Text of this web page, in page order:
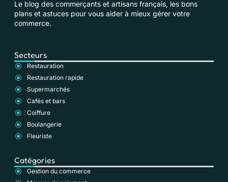
Le blog des commerçants et artisans français, les bons
plans et astuces pour vous aider à mieux gérer votre
commerce.
Secteurs
Restauration
Restauration rapide
Supermarchés
Cafés et bars
Coiffure
Boulangerie
Fleuriste
Catégories
Gestion du commerce